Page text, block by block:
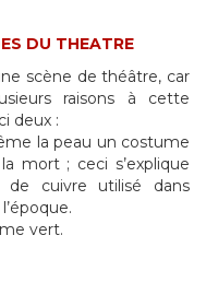
DU THEATRE
scène de théâtre, car
raisons à cette
deux :
la peau un costume
mort ; ceci s’explique
de cuivre utilisé dans
vert.